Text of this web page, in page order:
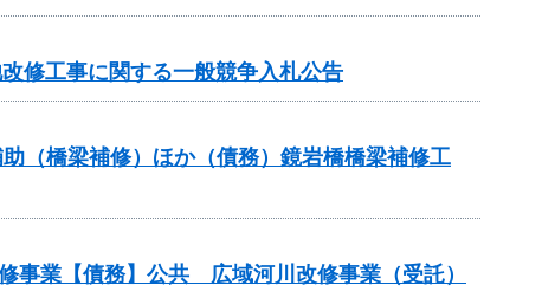
修工事に関する一般競争入札公告
（橋梁補修）ほか（債務）鏡岩橋橋梁補修工
業【債務】公共 広域河川改修事業（受託）